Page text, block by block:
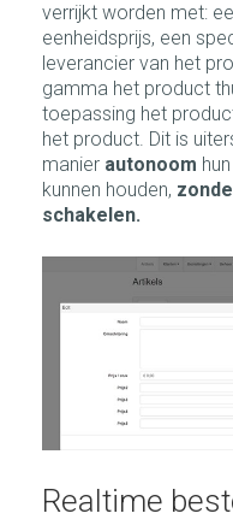
verrijkt worden met:
eenheidsprijs, een
leverancier van het
gamma het product
toepassing het
het product. Dit is
manier autonoom
kunnen houden,
schakelen.
Realtime